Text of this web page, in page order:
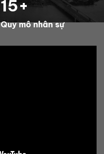
15+
Quy mô nhân sự